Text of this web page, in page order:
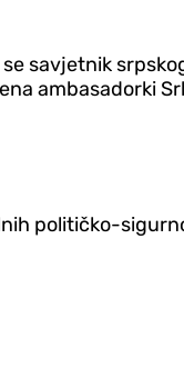
savjetnik
ambasadorki
političko-